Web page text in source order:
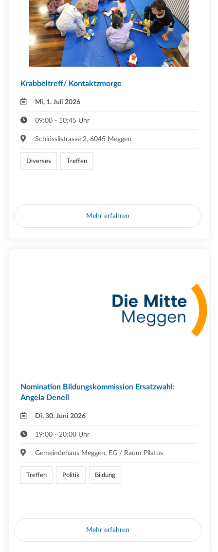
Krabbeltreff/ Kontaktzmorge
Mi, 1. Juli 2026
09:00 - 10:45 Uhr
Schlösslistrasse 2, 6045 Meggen
Diverses Treffen
Mehr erfahren
Nomination Bildungskommission Ersatzwahl:
Angela Denell
Di, 30. Juni 2026
19:00 - 20:00 Uhr
Gemeindehaus Meggen, EG / Raum Pilatus
Treffen Politik Bildung
Mehr erfahren